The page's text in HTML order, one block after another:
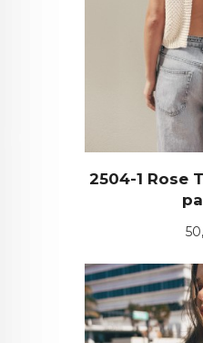
2504-1 Rose